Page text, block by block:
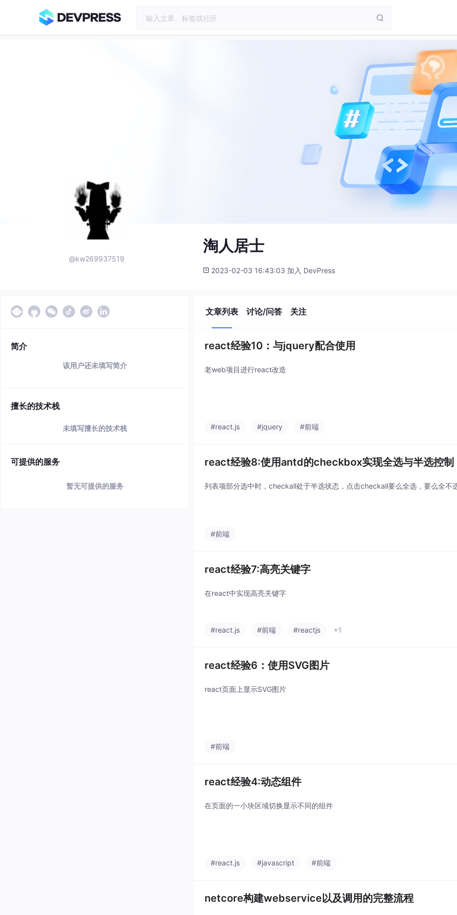
@kw269937519
淘人居士
2023-02-03 16:43:03 加入 DevPress
简介
该用户还未填写简介
擅长的技术栈
未填写擅长的技术栈
可提供的服务
暂无可提供的服务
文章列表 讨论/问答 关注
react经验10：与jquery配合使用
老web项目进行react改造
#react.js #jquery #前端
react经验8:使用antd的checkbox实现全选与半选控制
列表项部分选中时，checkall处于半选状态，点击checkall要么全选，要么全不
#前端
react经验7:高亮关键字
在react中实现高亮关键字
#react.js #前端 #reactjs +1
react经验6：使用SVG图片
react页面上显示SVG图片
#前端
react经验4:动态组件
在页面的一小块区域切换显示不同的组件
#react.js #javascript #前端
netcore构建webservice以及调用的完整流程